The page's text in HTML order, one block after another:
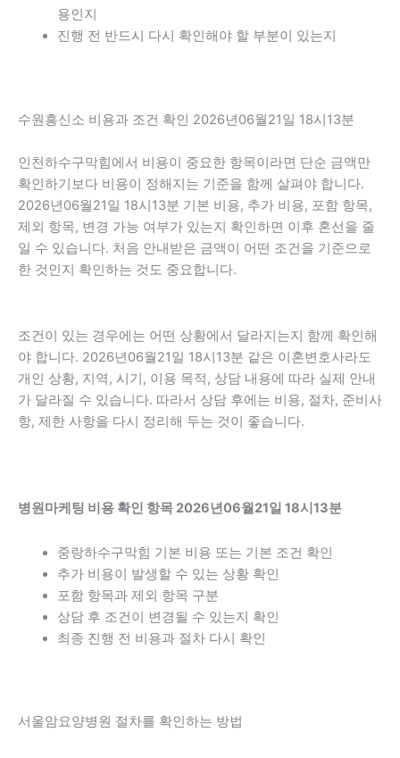
용인지
진행 전 반드시 다시 확인해야 할 부분이 있는지
수원흥신소 비용과 조건 확인 2026년06월21일 18시13분
인천하수구막힘에서 비용이 중요한 항목이라면 단순 금액만
확인하기보다 비용이 정해지는 기준을 함께 살펴야 합니다.
2026년06월21일 18시13분 기본 비용, 추가 비용, 포함 항목,
제외 항목, 변경 가능 여부가 있는지 확인하면 이후 혼선을 줄
일 수 있습니다. 처음 안내받은 금액이 어떤 조건을 기준으로
한 것인지 확인하는 것도 중요합니다.
조건이 있는 경우에는 어떤 상황에서 달라지는지 함께 확인해
야 합니다. 2026년06월21일 18시13분 같은 이혼변호사라도
개인 상황, 지역, 시기, 이용 목적, 상담 내용에 따라 실제 안내
가 달라질 수 있습니다. 따라서 상담 후에는 비용, 절차, 준비사
항, 제한 사항을 다시 정리해 두는 것이 좋습니다.
병원마케팅 비용 확인 항목 2026년06월21일 18시13분
중랑하수구막힘 기본 비용 또는 기본 조건 확인
추가 비용이 발생할 수 있는 상황 확인
포함 항목과 제외 항목 구분
상담 후 조건이 변경될 수 있는지 확인
최종 진행 전 비용과 절차 다시 확인
서울암요양병원 절차를 확인하는 방법